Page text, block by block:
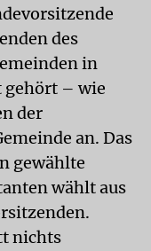
des
in
gehört – wie
der
an. Das
gewählte
wählt aus
nichts